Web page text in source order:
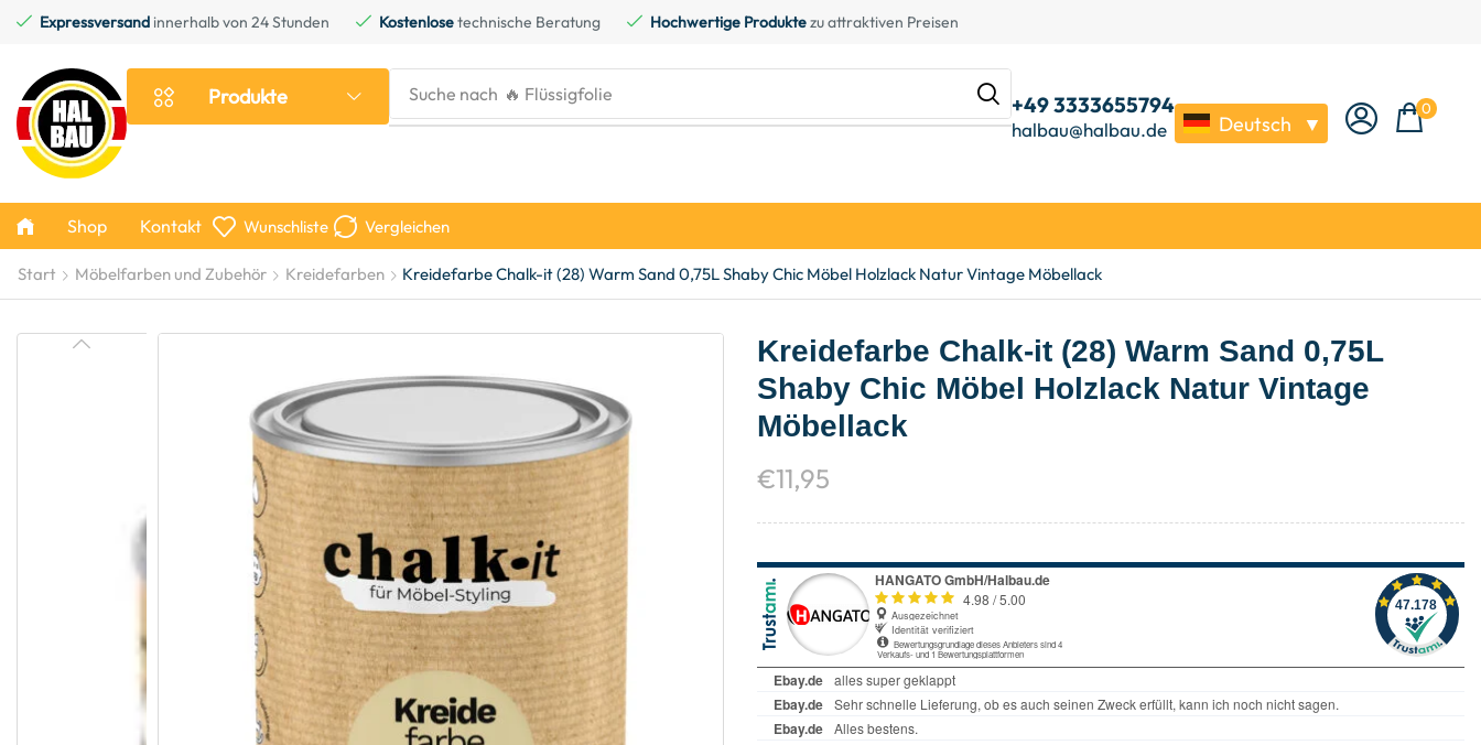
Expressversand innerhalb von 24 Stunden Kostenlosetechnische Beratung Hochwertige Produktezu attraktiven Preisen
Produkte Suche nach 🔥 Kreidefarbe +49 3333655794
halbau@halbau.de Deutsch ▼
0
Shop Kontakt Wunschliste Vergleichen
Start Möbelfarben und Zubehör Kreidefarben Kreidefarbe Chalk-it (28) Warm Sand 0,75L Shaby Chic Möbel Holzlack Natur Vintage Möbellack
Kreidefarbe Chalk-it (28) Warm Sand 0,75L
Shaby Chic Möbel Holzlack Natur Vintage
Möbellack
€11,95